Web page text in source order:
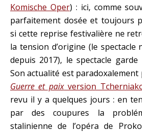
Komische Oper) : ici, comme
parfaitement dosée et toujours
si cette reprise festivalière ne
la tension d’origine (le spectacle
depuis 2017), le spectacle
Son actualité est
Guerre et paixversion
revu il y a quelques jours : en
par des coupures la
stalinienne de l’opéra de